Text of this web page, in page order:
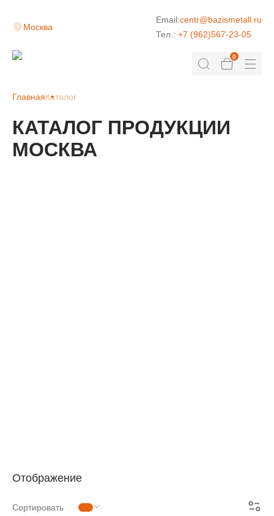
Москва
Email:centr@bazismetall.ru
Тел.: +7 (962)567-23-05
0
ГлавнаяКаталог
КАТАЛОГ ПРОДУКЦИИ
МОСКВА
Отображение
Сортировать